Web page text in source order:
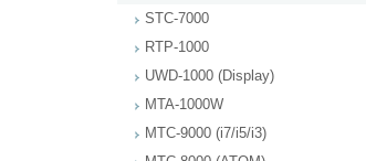
STC-7000
RTP-1000
UWD-1000 (Display)
MTA-1000W
MTC-9000 (i7/i5/i3)